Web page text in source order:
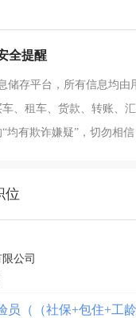
全提醒
储存平台，所有信息均由
、租车、货款、转账、
均有欺诈嫌疑”，切勿相
位
公司
员（（社保+包住+工